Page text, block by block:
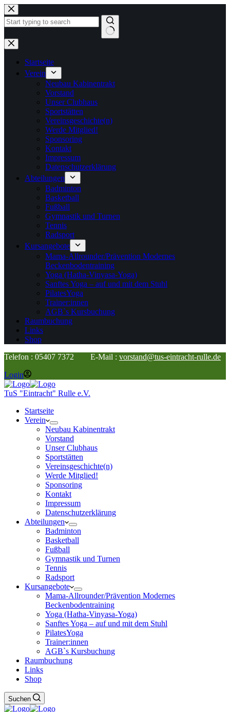
Zum
Inhalt
springen
Keine
Ergebnisse
Startseite
Verein
Neubau Kabinentrakt
Vorstand
Unser Clubhaus
Sportstätten
Vereinsgeschichte(n)
Werde Mitglied!
Sponsoring
Kontakt
Impressum
Datenschutzerklärung
Abteilungen
Badminton
Basketball
Fußball
Gymnastik und Turnen
Tennis
Radsport
Kursangebote
Mama-Allrounder/Prävention Modernes
Beckenbodentraining
Yoga (Hatha-Vinyasa-Yoga)
Sanftes Yoga – auf und mit dem Stuhl
PilatesYoga
Trainer:innen
AGB`s Kursbuchung
Raumbuchung
Links
Shop
Telefon : 05407 7372 E-Mail : vorstand@tus-eintracht-rulle.de
Login
TuS "Eintracht" Rulle e.V.
Startseite
Verein
Neubau Kabinentrakt
Vorstand
Unser Clubhaus
Sportstätten
Vereinsgeschichte(n)
Werde Mitglied!
Sponsoring
Kontakt
Impressum
Datenschutzerklärung
Abteilungen
Badminton
Basketball
Fußball
Gymnastik und Turnen
Tennis
Radsport
Kursangebote
Mama-Allrounder/Prävention Modernes
Beckenbodentraining
Yoga (Hatha-Vinyasa-Yoga)
Sanftes Yoga – auf und mit dem Stuhl
PilatesYoga
Trainer:innen
AGB`s Kursbuchung
Raumbuchung
Links
Shop
Suchen